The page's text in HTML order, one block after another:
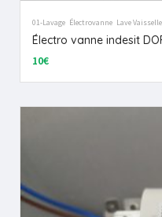
01-Lavage Électrovanne Lave Vaisselle
Électro vanne indesit
10€